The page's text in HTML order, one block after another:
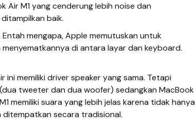
Air M1 yang cenderung lebih noise dan
baik.
Entah mengapa, Apple memutuskan untuk
di antara layar dan keyboard.
ini memiliki driver speaker yang sama. Tetapi
tweeter dan dua woofer) sedangkan MacBook
memiliki suara yang lebih jelas karena tidak hanya
ditempatkan secara tradisional.